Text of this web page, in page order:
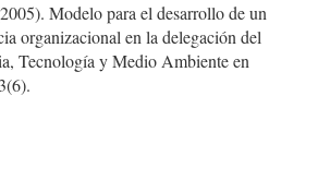
Modelo para el desarrollo de un
organizacional en la delegación del
Tecnología y Medio Ambiente en